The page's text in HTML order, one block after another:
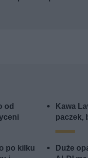
od
Kawa
paczek,
po kilku
Duże